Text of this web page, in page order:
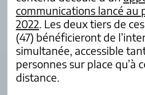
communications lancé au
2022. Les deux tiers de
(47) bénéficieront de
simultanée, accessible
personnes sur place qu’à
distance.